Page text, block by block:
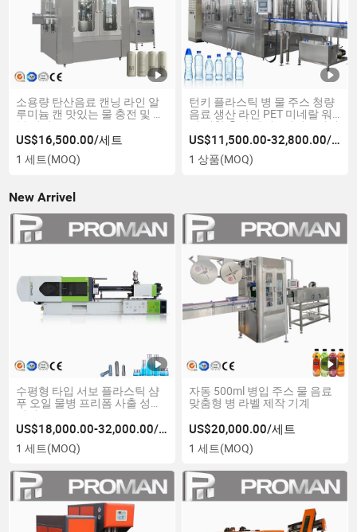
소용량 탄산음료 캔닝 라인 알
루미늄 캔 맛있는 물 충전 및 밀
봉 기계
US$16,500.00/세트
1 세트(MOQ)
턴키 플라스틱 병 물 주스 청량
음료 생산 라인 PET 미네랄 워
터 세척 충전 캡핑 3에서 1 기계
완전 자동 물 병 제조 기계
US$11,500.00-32,800.00/상품
1 상품(MOQ)
New Arrivel
수평형 타입 서보 플라스틱 샴
푸 오일 물병 프리폼 사출 성형
기계
US$18,000.00-32,000.00/세트
1 세트(MOQ)
자동 500ml 병입 주스 물 음료
맞춤형 병 라벨 제작 기계
US$20,000.00/세트
1 세트(MOQ)